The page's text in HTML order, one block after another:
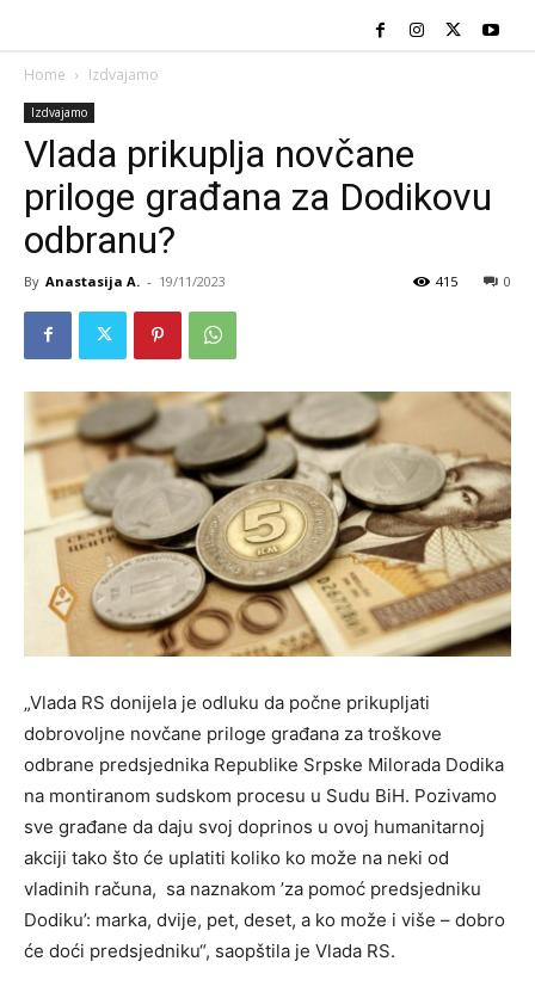
Home Izdvajamo
Izdvajamo
Vlada prikuplja novčane
priloge građana za Dodikovu
odbranu?
By Anastasija A. - 19/11/2023 0
415
„Vlada RS donijela je odluku da počne prikupljati
dobrovoljne novčane priloge građana za troškove
odbrane predsjednika Republike Srpske Milorada Dodika
na montiranom sudskom procesu u Sudu BiH. Pozivamo
sve građane da daju svoj doprinos u ovoj humanitarnoj
akciji tako što će uplatiti koliko ko može na neki od
vladinih računa, sa naznakom ’za pomoć predsjedniku
Dodiku’: marka, dvije, pet, deset, a ko može i više – dobro
će doći predsjedniku“, saopštila je Vlada RS.